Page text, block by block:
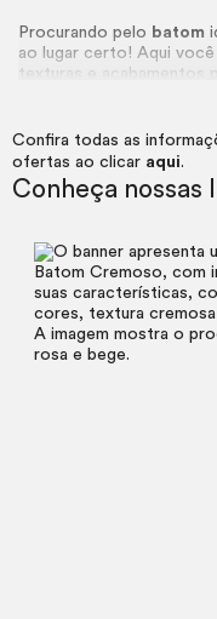
Procurando pelo batom
ao lugar certo! Aqui
texturas e acabamentos
ocasião. Afinal, a gente
Confira todas as
ofertas ao clicar aqui.
Conheça nossas